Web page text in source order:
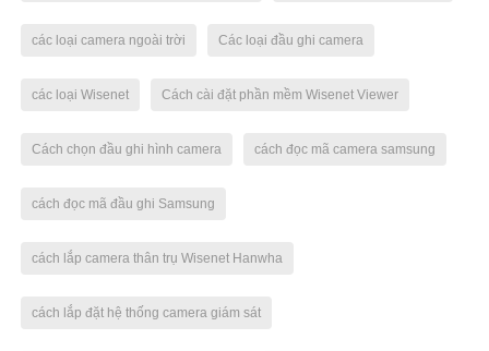
các loại camera ngoài trời Các loại đầu ghi camera
các loại Wisenet Cách cài đặt phần mềm Wisenet Viewer
Cách chọn đầu ghi hình camera cách đọc mã camera samsung
cách đọc mã đầu ghi Samsung
cách lắp camera thân trụ Wisenet Hanwha
cách lắp đặt hệ thống camera giám sát